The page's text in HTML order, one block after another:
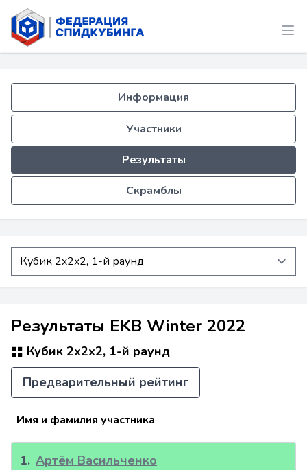
Информация
Участники
Результаты
Скрамблы
Результаты EKB Winter 2022
Кубик 2x2x2, 1-й раунд
Предварительный рейтинг
Имя и фамилия участника
1. Артём Васильченко